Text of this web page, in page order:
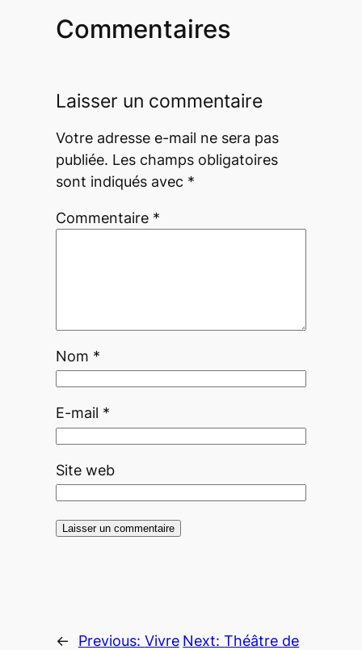
Commentaires
Laisser un commentaire
Votre adresse e-mail ne sera pas
publiée. Les champs obligatoires
sont indiqués avec *
Commentaire *
Nom *
E-mail *
Site web
← Previous: Vivre Next:Théâtre de